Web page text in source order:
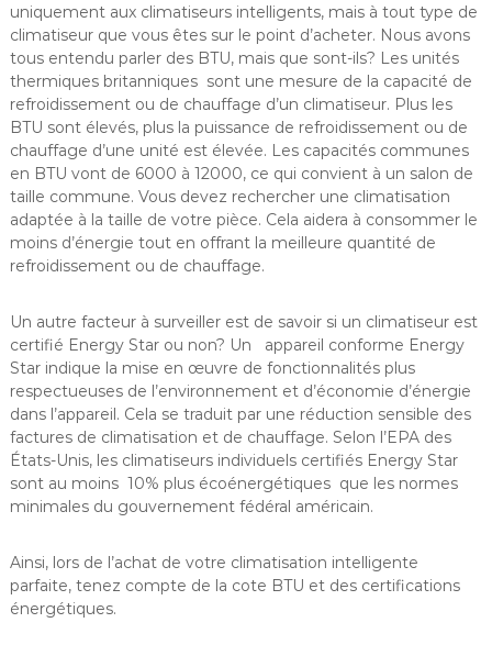
uniquement aux climatiseurs intelligents, mais à tout type de
climatiseur que vous êtes sur le point d’acheter. Nous avons
tous entendu parler des BTU, mais que sont-ils? Les unités
thermiques britanniques sont une mesure de la capacité de
refroidissement ou de chauffage d’un climatiseur. Plus les
BTU sont élevés, plus la puissance de refroidissement ou de
chauffage d’une unité est élevée. Les capacités communes
en BTU vont de 6000 à 12000, ce qui convient à un salon de
taille commune. Vous devez rechercher une climatisation
adaptée à la taille de votre pièce. Cela aidera à consommer le
moins d’énergie tout en offrant la meilleure quantité de
refroidissement ou de chauffage.
Un autre facteur à surveiller est de savoir si un climatiseur est
certifié Energy Star ou non? Un appareil conforme Energy
Star indique la mise en œuvre de fonctionnalités plus
respectueuses de l’environnement et d’économie d’énergie
dans l’appareil. Cela se traduit par une réduction sensible des
factures de climatisation et de chauffage. Selon l’EPA des
États-Unis, les climatiseurs individuels certifiés Energy Star
sont au moins 10% plus écoénergétiques que les normes
minimales du gouvernement fédéral américain.
Ainsi, lors de l’achat de votre climatisation intelligente
parfaite, tenez compte de la cote BTU et des certifications
énergétiques.